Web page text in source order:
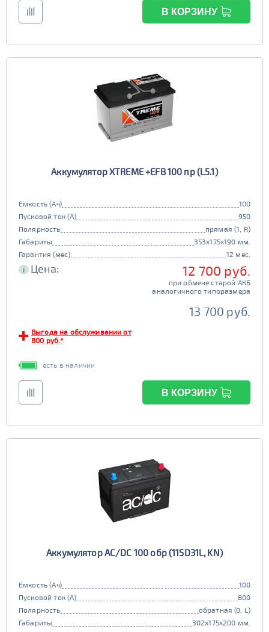
В КОРЗИНУ
Аккумулятор XTREME +EFB 100 пр (L5.1)
Емкость (Ач)
100
Пусковой ток (А)
950
Полярность
прямая (1, R)
Габариты
353x175x190 мм.
Гарантия (мес)
12 мес.
i Цена: 12 700 руб.
при обмене старой АКБ
аналогичного типоразмера
13 700 руб.
Выгода на обслуживании от
800 руб.*
есть в наличии
В КОРЗИНУ
Аккумулятор AC/DC 100 обр (115D31L, KN)
Емкость (Ач)
100
Пусковой ток (А)
800
Полярность
обратная (0, L)
Габариты
302x175x200 мм.